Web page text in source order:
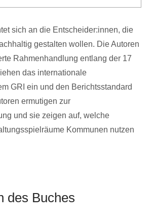
sich an die Entscheider:innen, die
gestalten wollen. Die Autoren
Rahmenhandlung entlang der 17
das internationale
GRI ein und den Berichtsstandard
ermutigen zur
und sie zeigen auf, welche
Kommunen nutzen
des Buches